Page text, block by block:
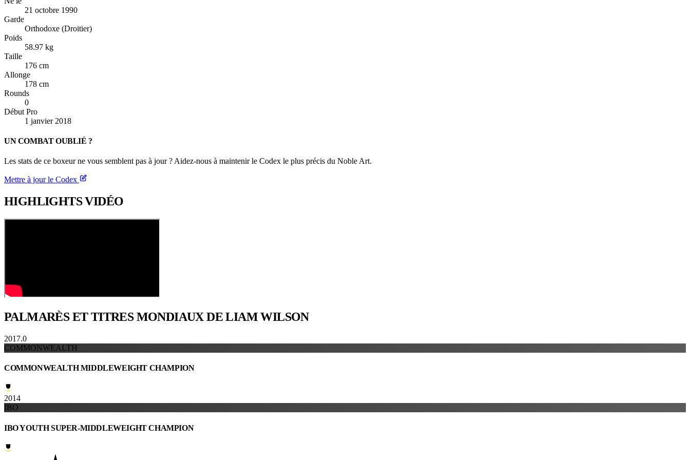
21 octobre 1990
Garde
Orthodoxe (Droitier)
Poids
58.97 kg
Taille
176 cm
Allonge
178 cm
Rounds
0
Début Pro
1 janvier 2018
UN COMBAT OUBLIÉ ?
Les stats de ce boxeur ne vous semblent pas à jour ? Aidez-nous à maintenir le Codex le plus précis du Noble Art.
Mettre à jour le Codex
HIGHLIGHTSVIDÉO
PALMARÈS ET TITRESMONDIAUX DE LIAM WILSON
2017.0
COMMONWEALTH
COMMONWEALTH MIDDLEWEIGHT CHAMPION
2014
IBO
IBO YOUTH SUPER-MIDDLEWEIGHT CHAMPION